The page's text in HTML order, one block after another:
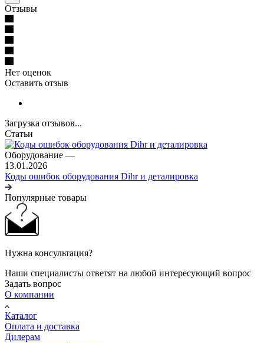
Отзывы
Нет оценок
Оставить отзыв
Загрузка отзывов...
Статьи
Оборудование —
13.01.2026
Коды ошибок оборудования Dihr и деталировка
Популярные товары
Нужна консультация?
Наши специалисты ответят на любой интересующий вопрос
Задать вопрос
О компании
Каталог
Оплата и доставка
Дилерам